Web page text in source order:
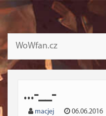
WoWfan.cz
...-__-
macjej 06.06.2016